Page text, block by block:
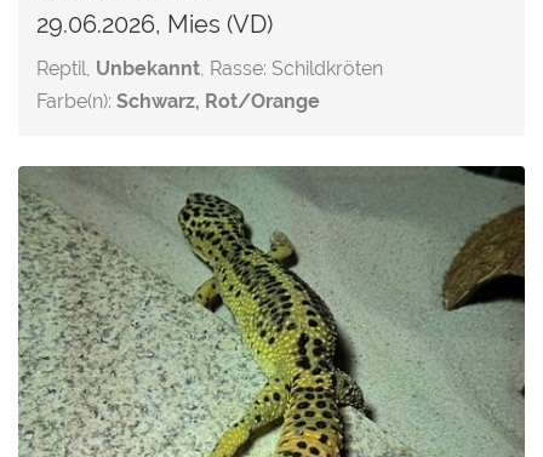
29.06.2026, Mies (VD)
Reptil, Unbekannt, Rasse: Schildkröten
Farbe(n): Schwarz, Rot/Orange